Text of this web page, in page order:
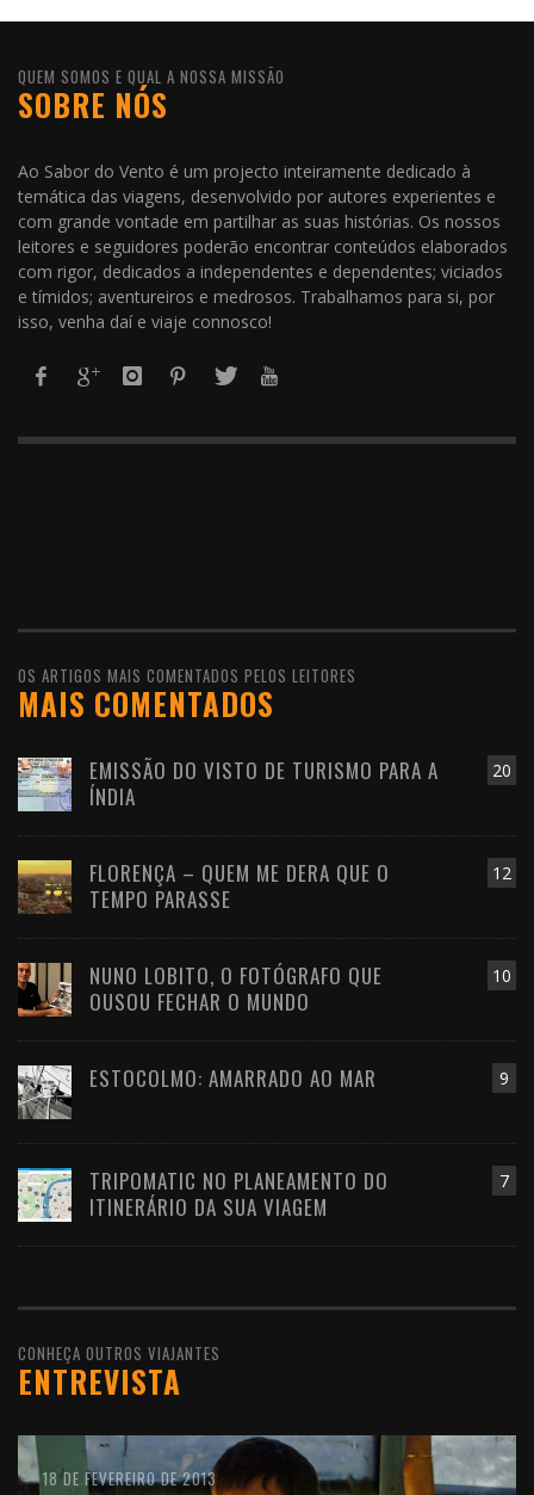
QUEM SOMOS E QUAL A NOSSA MISSÃO
SOBRE NÓS
Ao Sabor do Vento é um projecto inteiramente dedicado à
temática das viagens, desenvolvido por autores experientes e
com grande vontade em partilhar as suas histórias. Os nossos
leitores e seguidores poderão encontrar conteúdos elaborados
com rigor, dedicados a independentes e dependentes; viciados
e tímidos; aventureiros e medrosos. Trabalhamos para si, por
isso, venha daí e viaje connosco!
OS ARTIGOS MAIS COMENTADOS PELOS LEITORES
MAIS COMENTADOS
20
EMISSÃO DO VISTO DE TURISMO PARA A
ÍNDIA
12
FLORENÇA – QUEM ME DERA QUE O
TEMPO PARASSE
10
NUNO LOBITO, O FOTÓGRAFO QUE
OUSOU FECHAR O MUNDO
9
ESTOCOLMO: AMARRADO AO MAR
7
TRIPOMATIC NO PLANEAMENTO DO
ITINERÁRIO DA SUA VIAGEM
CONHEÇA OUTROS VIAJANTES
ENTREVISTA
10 DE FEVEREIRO DE 2016
18 DE FEVEREIRO DE 2013
11 DE OUTUBRO DE 2012